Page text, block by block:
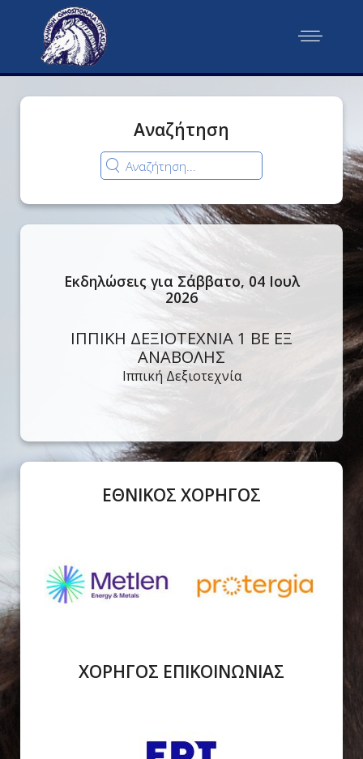
Αναζήτηση
Εκδηλώσεις για Σάββατο, 04 Ιουλ
2026
ΙΠΠΙΚΗ ΔΕΞΙΟΤΕΧΝΙΑ 1 ΒΕ ΕΞ
ΑΝΑΒΟΛΗΣ
Ιππική Δεξιοτεχνία
ΕΘΝΙΚΟΣ ΧΟΡΗΓΟΣ
ΧΟΡΗΓΟΣ ΕΠΙΚΟΙΝΩΝΙΑΣ